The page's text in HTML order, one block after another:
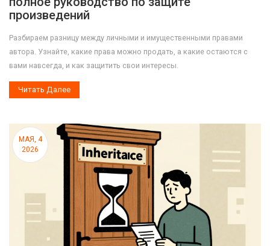
произведений
Разбираем разницу между личными и имущественными правами
автора. Узнайте, какие права можно продать, а какие остаются с
вами навсегда, и как защитить свои интересы.
Читать Далее
МАЯ, 4
2026